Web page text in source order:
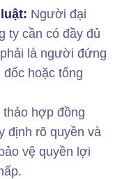
Người đại
ty cần có đầy đủ
là người đứng
hoặc tổng
thảo hợp đồng
định rõ quyền và
vệ quyền lợi